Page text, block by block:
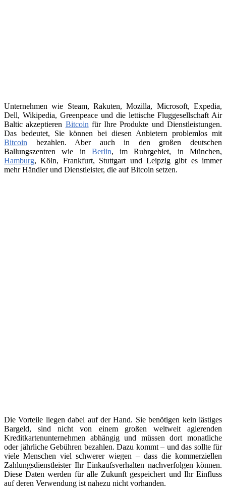
Unternehmen wie Steam, Rakuten, Mozilla, Microsoft, Expedia,
Dell, Wikipedia, Greenpeace und die lettische Fluggesellschaft Air
Baltic akzeptieren Bitcoin für Ihre Produkte und Dienstleistungen.
Das bedeutet, Sie können bei diesen Anbietern problemlos mit
Bitcoin bezahlen. Aber auch in den großen deutschen
Ballungszentren wie in Berlin, im Ruhrgebiet, in München,
Hamburg, Köln, Frankfurt, Stuttgart und Leipzig gibt es immer
mehr Händler und Dienstleister, die auf Bitcoin setzen.
Die Vorteile liegen dabei auf der Hand. Sie benötigen kein lästiges
Bargeld, sind nicht von einem großen weltweit agierenden
Kreditkartenunternehmen abhängig und müssen dort monatliche
oder jährliche Gebühren bezahlen. Dazu kommt – und das sollte für
viele Menschen viel schwerer wiegen – dass die kommerziellen
Zahlungsdienstleister Ihr Einkaufsverhalten nachverfolgen können.
Diese Daten werden für alle Zukunft gespeichert und Ihr Einfluss
auf deren Verwendung ist nahezu nicht vorhanden.